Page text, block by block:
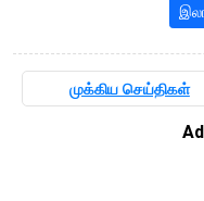
முக்கிய செய்திகள்